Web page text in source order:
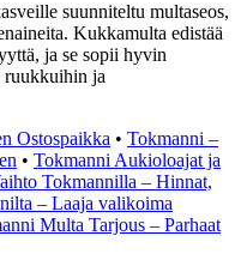
suunniteltu multaseos,
Kukkamulta edistää
ja se sopii hyvin
ruukkuihin ja
Ostospaikka • Tokmanni –
• Tokmanni Aukioloajat ja
Tokmannilla – Hinnat,
– Laaja valikoima
Multa Tarjous – Parhaat